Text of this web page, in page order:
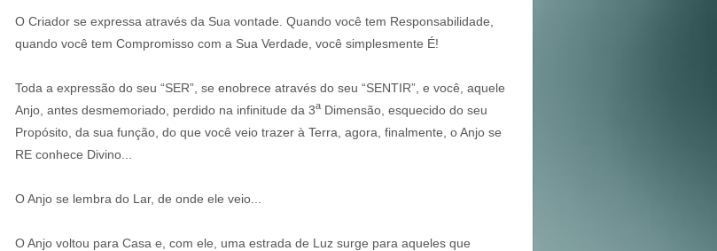
O Criador se expressa através da Sua vontade. Quando você tem Responsabilidade,
quando você tem Compromisso com a Sua Verdade, você simplesmente É!
Toda a expressão do seu “SER”, se enobrece através do seu “SENTIR”, e você, aquele
Anjo, antes desmemoriado, perdido na infinitude da 3a Dimensão, esquecido do seu
Propósito, da sua função, do que você veio trazer à Terra, agora, finalmente, o Anjo se
RE conhece Divino...
O Anjo se lembra do Lar, de onde ele veio...
O Anjo voltou para Casa e, com ele, uma estrada de Luz surge para aqueles que